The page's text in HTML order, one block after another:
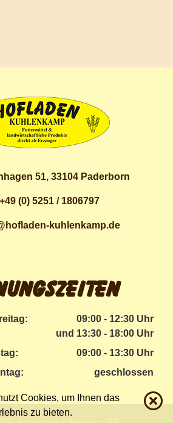
51, 33104 Paderborn
+49 (0) 5251 / 1806797
kuhlenkamp.de
09:00 - 12:30 Uhr
und 13:30 - 18:00 Uhr
09:00 - 13:30 Uhr
geschlossen
Cookies, um Ihnen das
zu bieten.